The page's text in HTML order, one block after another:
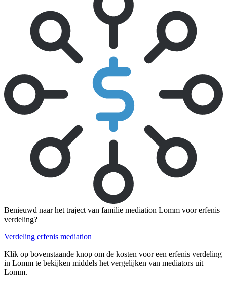
Benieuwd naar het traject van familie mediation Lomm voor erfenis
verdeling?
Verdeling erfenis mediation
Klik op bovenstaande knop om de kosten voor een erfenis verdeling
in Lomm te bekijken middels het vergelijken van mediators uit
Lomm.